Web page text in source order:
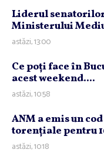
Liderul
Ministerului
astăzi, 13:00
Ce poţi face în
acest weekend....
astăzi, 10:58
ANM a emis un
torenţiale pentru
astăzi, 10:18